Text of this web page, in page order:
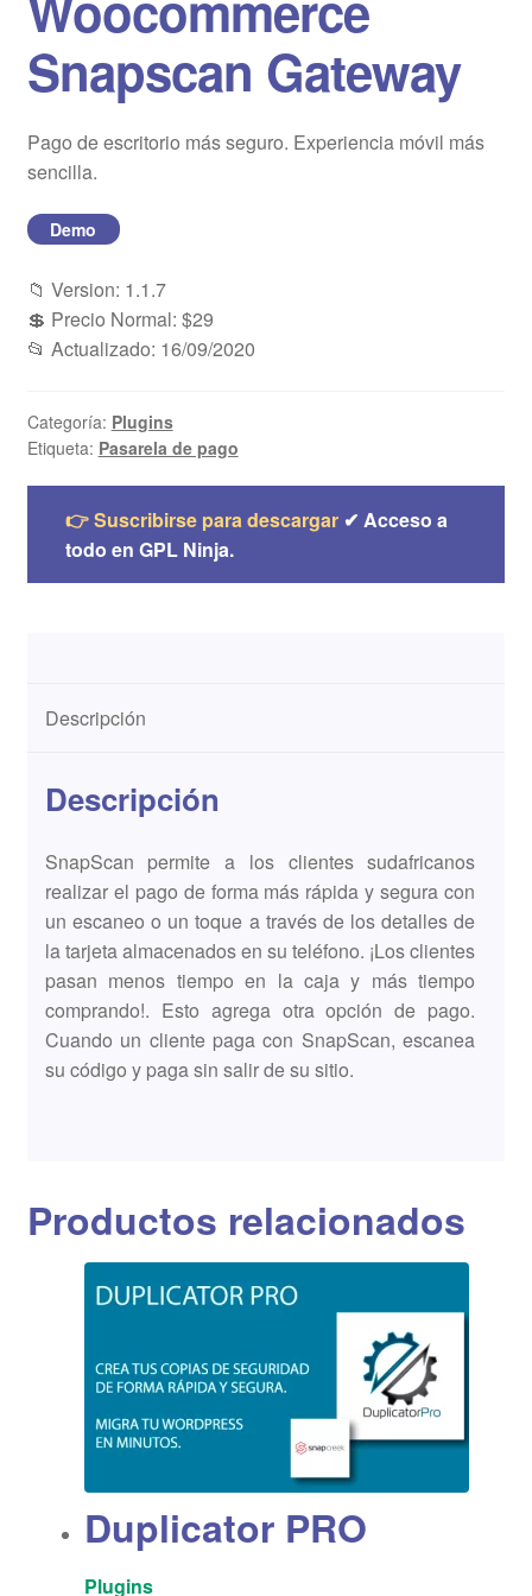
Blog
Mi cuenta
Snapscan Gateway
Pago de escritorio más seguro. Experiencia móvil más
sencilla.
Demo
📁 Version: 1.1.7
💲 Precio Normal: $29
📂 Actualizado: 16/09/2020
Categoría: Plugins
Etiqueta: Pasarela de pago
👉 Suscribirse para descargar✔ Acceso a
todo en GPL Ninja.
Descripción
Descripción
SnapScan permite a los clientes sudafricanos
realizar el pago de forma más rápida y segura con
un escaneo o un toque a través de los detalles de
la tarjeta almacenados en su teléfono. ¡Los clientes
pasan menos tiempo en la caja y más tiempo
comprando!. Esto agrega otra opción de pago.
Cuando un cliente paga con SnapScan, escanea
su código y paga sin salir de su sitio.
Productos relacionados
Duplicator PRO
Plugins